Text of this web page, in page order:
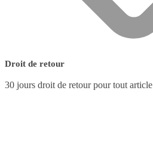
Droit de retour
30 jours droit de retour pour tout article